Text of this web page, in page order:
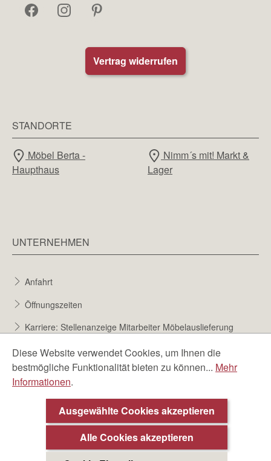
Vertrag widerrufen
STANDORTE
Möbel Berta -
Haupthaus
Nimm´s mit! Markt &
Lager
UNTERNEHMEN
Anfahrt
Öffnungszeiten
Karriere: Stellenanzeige Mitarbeiter Möbelauslieferung
Karriere bei Möbel Berta
Bewerbungsformular
Diese Website verwendet Cookies, um Ihnen die
bestmögliche Funktionalität bieten zu können... Mehr
Informationen.
Ausgewählte Cookies akzeptieren
Alle Cookies akzeptieren
Beratungstermin ❯